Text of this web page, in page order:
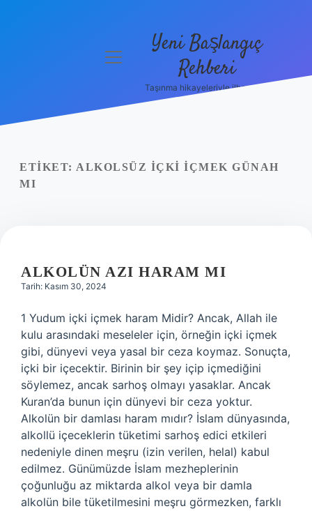
Politikası
Yasal Uyarı
menüyü
Yeni Başlangıç
Rehberi
Taşınma hikayeleriyle ilham bul!
ETIKET: ALKOLSÜZ IÇKI IÇMEK GÜNAH
MI
ALKOLÜN AZI HARAM MI
Tarih: Kasım 30, 2024
1 Yudum içki içmek haram Midir? Ancak, Allah ile
kulu arasındaki meseleler için, örneğin içki içmek
gibi, dünyevi veya yasal bir ceza koymaz. Sonuçta,
içki bir içecektir. Birinin bir şey içip içmediğini
söylemez, ancak sarhoş olmayı yasaklar. Ancak
Kuran’da bunun için dünyevi bir ceza yoktur.
Alkolün bir damlası haram mıdır? İslam dünyasında,
alkollü içeceklerin tüketimi sarhoş edici etkileri
nedeniyle dinen meşru (izin verilen, helal) kabul
edilmez. Günümüzde İslam mezheplerinin
çoğunluğu az miktarda alkol veya bir damla
alkolün bile tüketilmesini meşru görmezken, farklı